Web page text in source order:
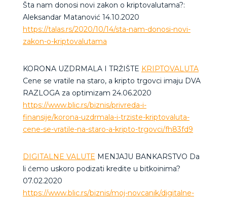
Šta nam donosi novi zakon o kriptovalutama?:
Aleksandar Matanović 14.10.2020
https://talas.rs/2020/10/14/sta-nam-donosi-novi-
zakon-o-kriptovalutama
KORONA UZDRMALA I TRŽIŠTE KRIPTOVALUTA
Cene se vratile na staro, a kripto trgovci imaju DVA
RAZLOGA za optimizam 24.06.2020
https://www.blic.rs/biznis/privreda-i-
finansije/korona-uzdrmala-i-trziste-kriptovaluta-
cene-se-vratile-na-staro-a-kripto-trgovci/fh83fd9
DIGITALNE VALUTE MENJAJU BANKARSTVO Da
li ćemo uskoro podizati kredite u bitkoinima?
07.02.2020
https://www.blic.rs/biznis/moj-novcanik/digitalne-